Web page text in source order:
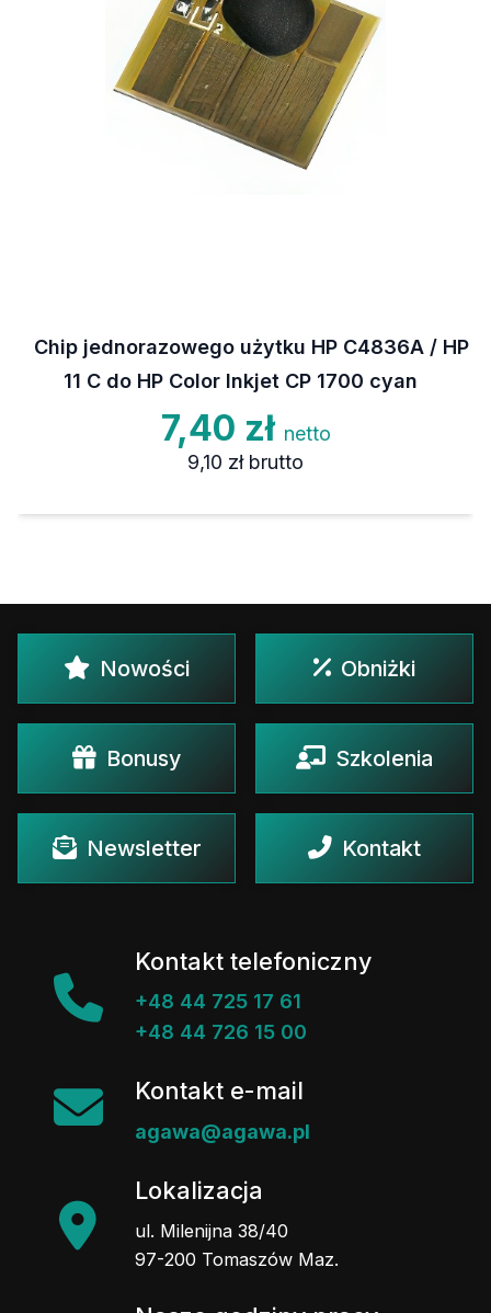
Chip jednorazowego użytku HP C4836A / HP
11 C do HP Color Inkjet CP 1700 cyan
7,40 zł netto
9,10 zł brutto
Nowości Obniżki
Bonusy Szkolenia
Newsletter Kontakt
Kontakt telefoniczny
+48 44 725 17 61
+48 44 726 15 00
Kontakt e-mail
agawa@agawa.pl
Lokalizacja
ul. Milenijna 38/40
97-200 Tomaszów Maz.